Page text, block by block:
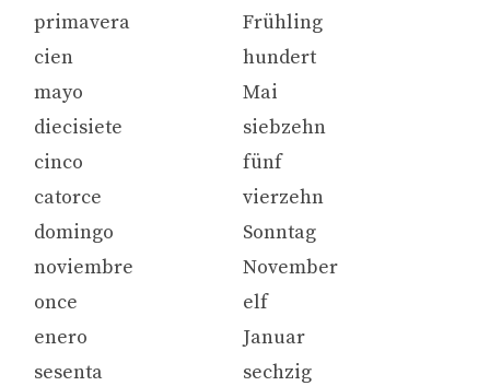
primavera
Frühling
cien
hundert
mayo
Mai
diecisiete
siebzehn
cinco
fünf
catorce
vierzehn
domingo
Sonntag
noviembre
November
once
elf
enero
Januar
sesenta
sechzig